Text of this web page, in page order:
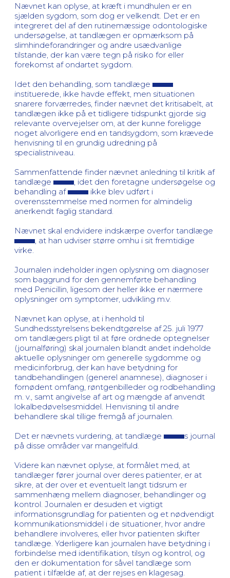
Nævnet kan oplyse, at kræft i mundhulen er en
sjælden sygdom, som dog er velkendt. Det er en
integreret del af den rutinemæssige odontologiske
undersøgelse, at tandlægen er opmærksom på
slimhindeforandringer og andre usædvanlige
tilstande, der kan være tegn på risiko for eller
forekomst af ondartet sygdom.
Idet den behandling, som tandlæge
instituerede, ikke havde effekt, men situationen
snarere forværredes, finder nævnet det kritisabelt, at
tandlægen ikke på et tidligere tidspunkt gjorde sig
relevante overvejelser om, at der kunne foreligge
noget alvorligere end en tandsygdom, som krævede
henvisning til en grundig udredning på
specialistniveau.
Sammenfattende finder nævnet anledning til kritik af
tandlæge
, idet den foretagne undersøgelse og
behandling af
ikke blev udført i
overensstemmelse med normen for almindelig
anerkendt faglig standard.
Nævnet skal endvidere indskærpe overfor tandlæge
, at han udviser større omhu i sit fremtidige
virke.
Journalen indeholder ingen oplysning om diagnoser
som baggrund for den gennemførte behandling
med Penicillin, ligesom der heller ikke er nærmere
oplysninger om symptomer, udvikling m.v.
Nævnet kan oplyse, at i henhold til
Sundhedsstyrelsens bekendtgørelse af 25. juli 1977
om tandlægers pligt til at føre ordnede optegnelser
(journalføring) skal journalen blandt andet indeholde
aktuelle oplysninger om generelle sygdomme og
medicinforbrug, der kan have betydning for
tandbehandlingen (generel anamnese), diagnoser i
fornødent omfang, røntgenbilleder og rodbehandling
m. v., samt angivelse af art og mængde af anvendt
lokalbedøvelsesmiddel. Henvisning til andre
behandlere skal tillige fremgå af journalen.
Det er nævnets vurdering, at tandlæge
s journal
på disse områder var mangelfuld.
Videre kan nævnet oplyse, at formålet med, at
tandlæger fører journal over deres patienter, er at
sikre, at der over et eventuelt langt tidsrum er
sammenhæng mellem diagnoser, behandlinger og
kontrol. Journalen er desuden et vigtigt
informationsgrundlag for patienten og et nødvendigt
kommunikationsmiddel i de situationer, hvor andre
behandlere involveres, eller hvor patienten skifter
tandlæge. Yderligere kan journalen have betydning i
forbindelse med identifikation, tilsyn og kontrol, og
den er dokumentation for såvel tandlæge som
patient i tilfælde af, at der rejses en klagesag.